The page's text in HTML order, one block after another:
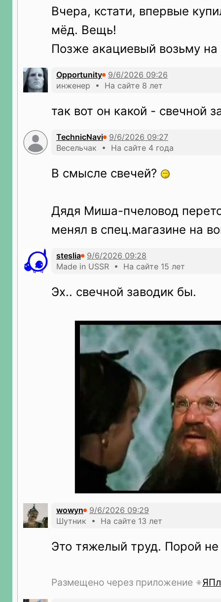
Вчера, кстати, впервые
мёд. Вещь!
Позже акациевый возьму на
Opportunity
инженер • На сайте 8 лет
так вот он какой - свечной
TechnicNavi
Весельчак • На сайте 4 года
В смысле свечей?
Дядя Миша-пчеловод
менял в спец.магазине на
steslia
Made in USSR • На сайте 15 лет
Эх.. свечной заводик бы.
wowyn
Шутник • На сайте 13 лет
Это тяжелый труд. Порой
Размещено через приложение